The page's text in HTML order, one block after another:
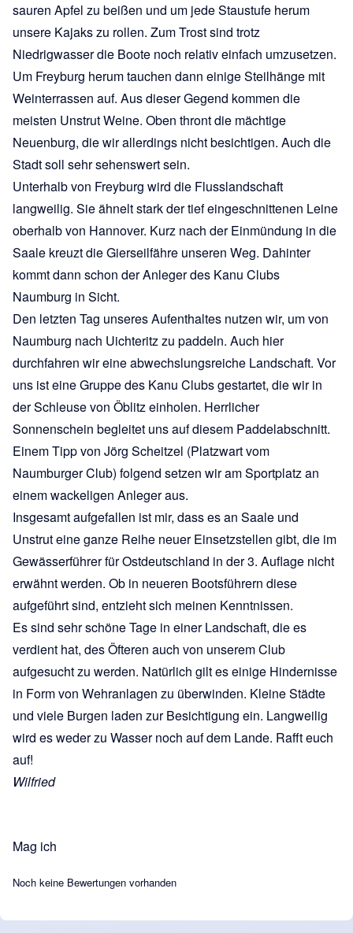
sauren Apfel zu beißen und um jede Staustufe herum
unsere Kajaks zu rollen. Zum Trost sind trotz
Niedrigwasser die Boote noch relativ einfach umzusetzen.
Um Freyburg herum tauchen dann einige Steilhänge mit
Weinterrassen auf. Aus dieser Gegend kommen die
meisten Unstrut Weine. Oben thront die mächtige
Neuenburg, die wir allerdings nicht besichtigen. Auch die
Stadt soll sehr sehenswert sein.
Unterhalb von Freyburg wird die Flusslandschaft
langweilig. Sie ähnelt stark der tief eingeschnittenen Leine
oberhalb von Hannover. Kurz nach der Einmündung in die
Saale kreuzt die Gierseilfähre unseren Weg. Dahinter
kommt dann schon der Anleger des Kanu Clubs
Naumburg in Sicht.
Den letzten Tag unseres Aufenthaltes nutzen wir, um von
Naumburg nach Uichteritz zu paddeln. Auch hier
durchfahren wir eine abwechslungsreiche Landschaft. Vor
uns ist eine Gruppe des Kanu Clubs gestartet, die wir in
der Schleuse von Öblitz einholen. Herrlicher
Sonnenschein begleitet uns auf diesem Paddelabschnitt.
Einem Tipp von Jörg Scheitzel (Platzwart vom
Naumburger Club) folgend setzen wir am Sportplatz an
einem wackeligen Anleger aus.
Insgesamt aufgefallen ist mir, dass es an Saale und
Unstrut eine ganze Reihe neuer Einsetzstellen gibt, die im
Gewässerführer für Ostdeutschland in der 3. Auflage nicht
erwähnt werden. Ob in neueren Bootsführern diese
aufgeführt sind, entzieht sich meinen Kenntnissen.
Es sind sehr schöne Tage in einer Landschaft, die es
verdient hat, des Öfteren auch von unserem Club
aufgesucht zu werden. Natürlich gilt es einige Hindernisse
in Form von Wehranlagen zu überwinden. Kleine Städte
und viele Burgen laden zur Besichtigung ein. Langweilig
wird es weder zu Wasser noch auf dem Lande. Rafft euch
auf!
Wilfried
Mag ich
Noch keine Bewertungen vorhanden